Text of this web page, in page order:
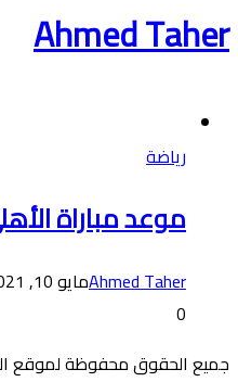
Ahmed Taher
رياضة
موعد مباراة
Ahmed Taherمايو 10, 2021
0
جميع الحقوق محفوظة لموقع